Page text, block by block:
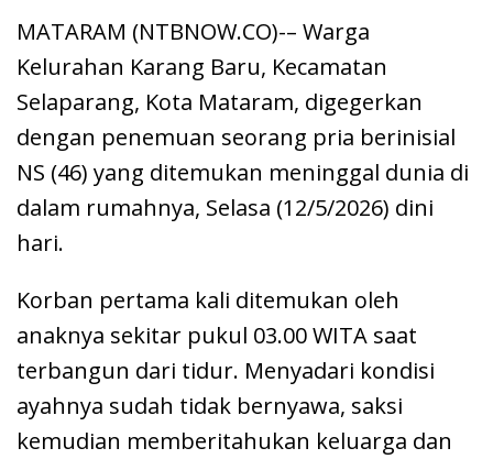
MATARAM (NTBNOW.CO)-– Warga
Kelurahan Karang Baru, Kecamatan
Selaparang, Kota Mataram, digegerkan
dengan penemuan seorang pria berinisial
NS (46) yang ditemukan meninggal dunia di
dalam rumahnya, Selasa (12/5/2026) dini
hari.
Korban pertama kali ditemukan oleh
anaknya sekitar pukul 03.00 WITA saat
terbangun dari tidur. Menyadari kondisi
ayahnya sudah tidak bernyawa, saksi
kemudian memberitahukan keluarga dan